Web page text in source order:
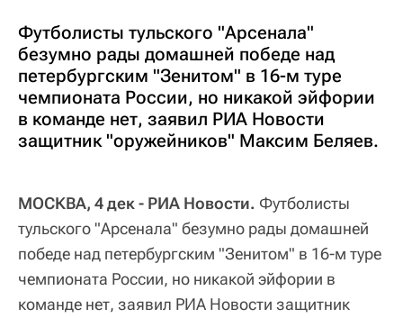
Футболисты тульского "Арсенала"
безумно рады домашней победе над
петербургским "Зенитом" в 16-м туре
чемпионата России, но никакой эйфории
в команде нет, заявил РИА Новости
защитник "оружейников" Максим Беляев.
МОСКВА, 4 дек - РИА Новости. Футболисты
тульского "Арсенала" безумно рады домашней
победе над петербургским "Зенитом" в 16-м туре
чемпионата России, но никакой эйфории в
команде нет, заявил РИА Новости защитник